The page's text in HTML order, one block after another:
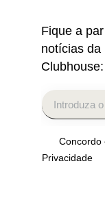
Fique a
notícias da
Clubhouse:
Concordo
Privacidade